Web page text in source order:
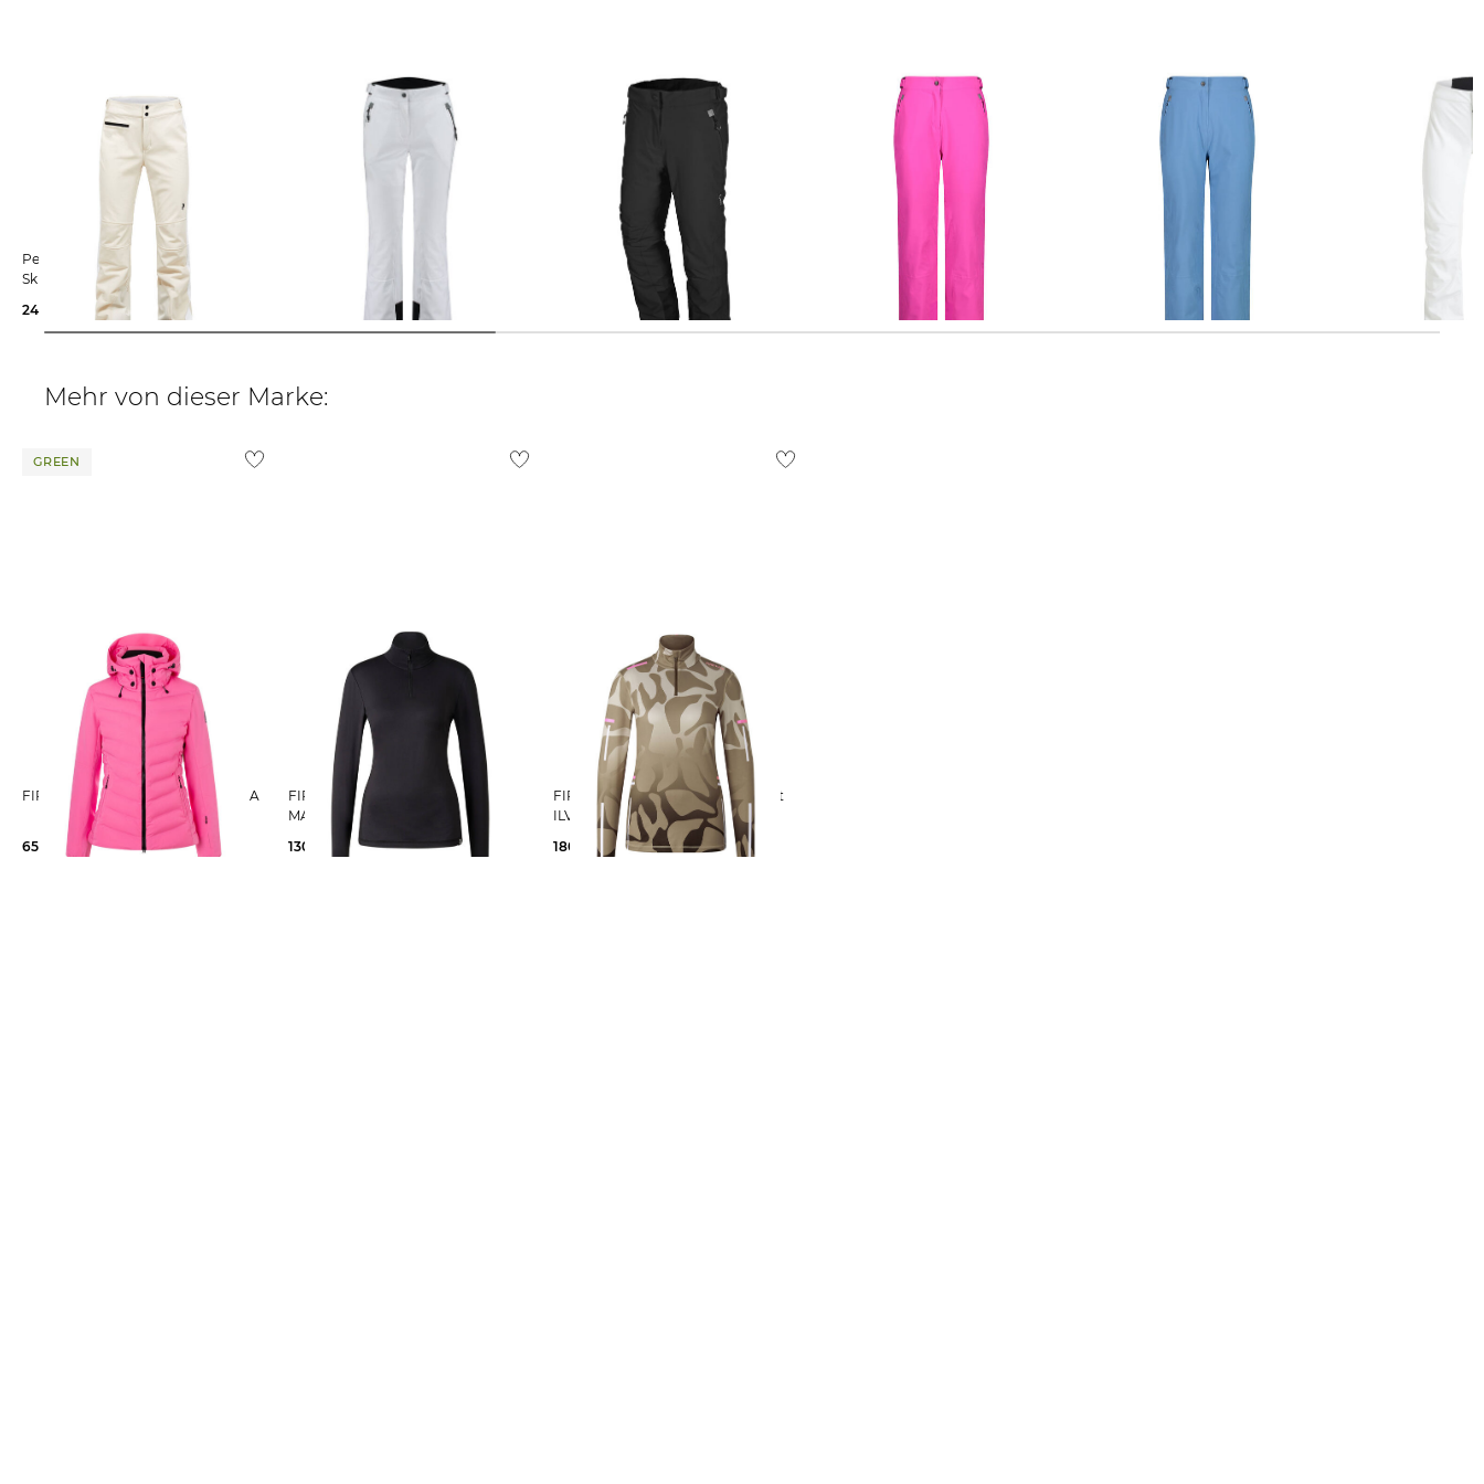
Peak Performance | Damen
Skihose W STRETCH PANTS
245,35 €
350,00 €
CMP | Damen Skihose
129,95 €
CMP | Damen Skihose
129,95 €
CMP | Damen Skihose CMP | Damen Skihose
300,00 €
Mehr von dieser Marke:
GREEN
FIRE+ICE | Damen Skijacke JANKA
650,00 €
FIRE+ICE | Damen Skipullover
MARGO2
130,00 €
FIRE+ICE | Damen Funktionsshirt
ILVY3
180,00 €